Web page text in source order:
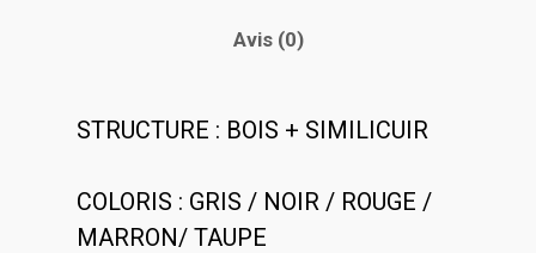
Avis (0)
STRUCTURE : BOIS + SIMILICUIR
COLORIS : GRIS / NOIR / ROUGE /
MARRON/ TAUPE